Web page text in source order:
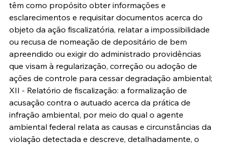
têm como propósito obter informações e
esclarecimentos e requisitar documentos acerca do
objeto da ação fiscalizatória, relatar a impossibilidade
ou recusa de nomeação de depositário de bem
apreendido ou exigir do administrado providências
que visam à regularização, correção ou adoção de
ações de controle para cessar degradação ambiental;
XII - Relatório de fiscalização: a formalização de
acusação contra o autuado acerca da prática de
infração ambiental, por meio do qual o agente
ambiental federal relata as causas e circunstâncias da
violação detectada e descreve, detalhadamente, o